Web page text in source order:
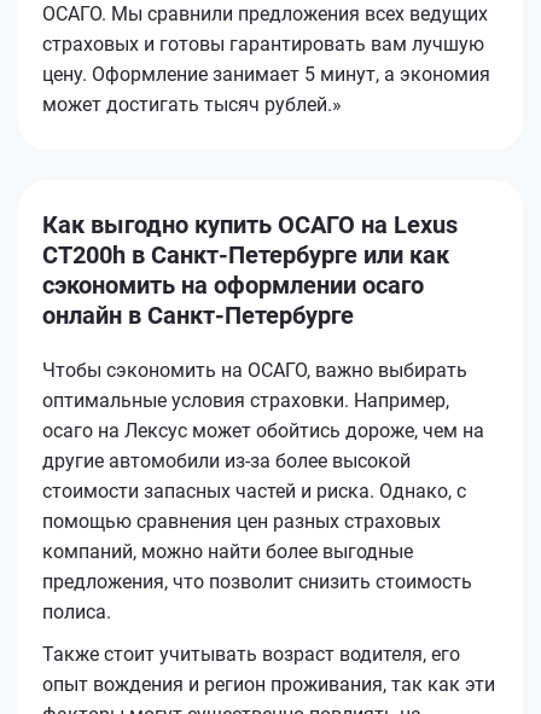
ОСАГО. Мы сравнили предложения всех ведущих
страховых и готовы гарантировать вам лучшую
цену. Оформление занимает 5 минут, а экономия
может достигать тысяч рублей.»
Как выгодно купить ОСАГО на Lexus
CT200h в Санкт-Петербурге или как
сэкономить на оформлении осаго
онлайн в Санкт-Петербурге
Чтобы сэкономить на ОСАГО, важно выбирать
оптимальные условия страховки. Например,
осаго на Лексус может обойтись дороже, чем на
другие автомобили из-за более высокой
стоимости запасных частей и риска. Однако, с
помощью сравнения цен разных страховых
компаний, можно найти более выгодные
предложения, что позволит снизить стоимость
полиса.
Также стоит учитывать возраст водителя, его
опыт вождения и регион проживания, так как эти